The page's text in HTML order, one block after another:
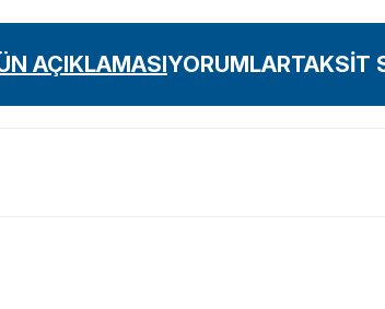
AÇIKLAMASIYORUMLARTAKSİT